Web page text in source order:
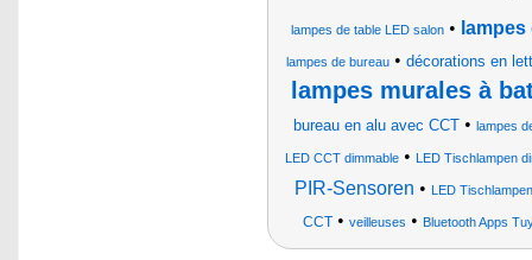
lampes de table LED salon •
lampes de bureau • décorations en
lampes murales à
bureau en alu avec CCT • lampes
LED CCT dimmable• LED Tischlampen
PIR-Sensoren • LED
CCT • veilleuses • Bluetooth Apps